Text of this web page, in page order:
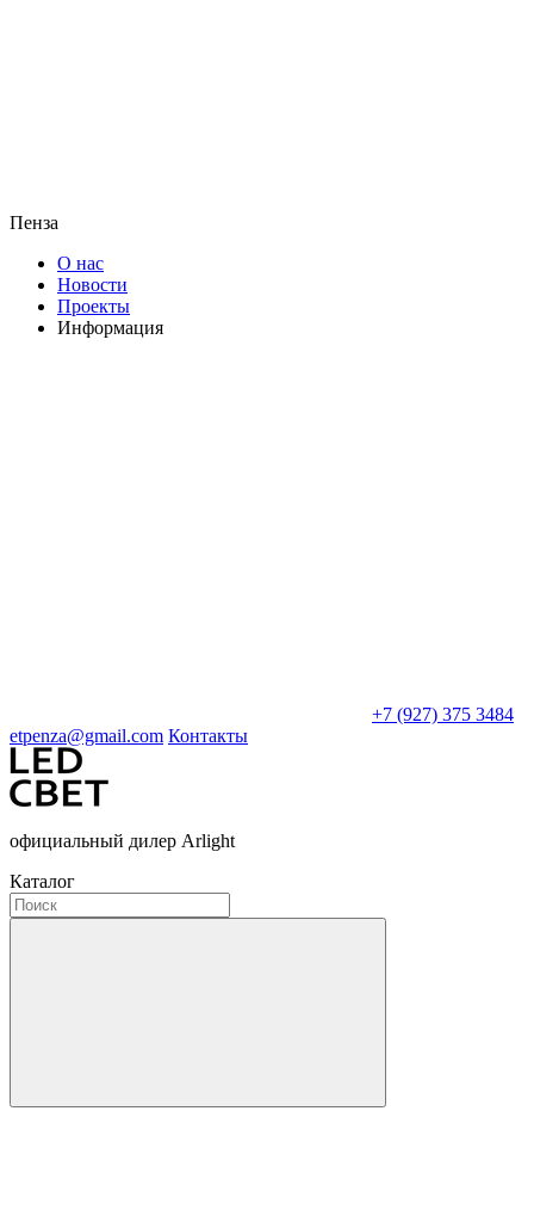
Пенза
О нас
Новости
Проекты
Информация
+7 (927) 375 3484
etpenza@gmail.com Контакты
официальный дилер Arlight
Каталог